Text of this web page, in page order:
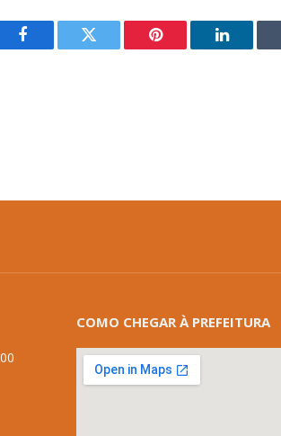
Facebook Twitter Pinterest LinkedIn
COMO CHEGAR À PREFEITURA